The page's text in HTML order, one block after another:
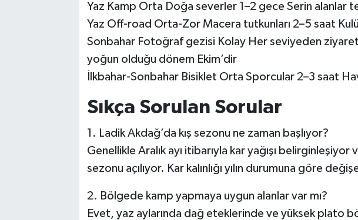
Yaz Kamp Orta Doğa severler 1–2 gece Serin alanlar
Yaz Off-road Orta-Zor Macera tutkunları 2–5 saat
Sonbahar Fotoğraf gezisi Kolay Her seviyeden
yoğun olduğu dönem Ekim’dir
İlkbahar-Sonbahar Bisiklet Orta Sporcular 2–3 saat
Sıkça Sorulan Sorular
1. Ladik Akdağ’da kış sezonu ne zaman başlıyor?
Genellikle Aralık ayı itibarıyla kar yağışı belirginleşiyor
sezonu açılıyor. Kar kalınlığı yılın durumuna göre
2. Bölgede kamp yapmaya uygun alanlar var mı?
Evet, yaz aylarında dağ eteklerinde ve yüksek plato